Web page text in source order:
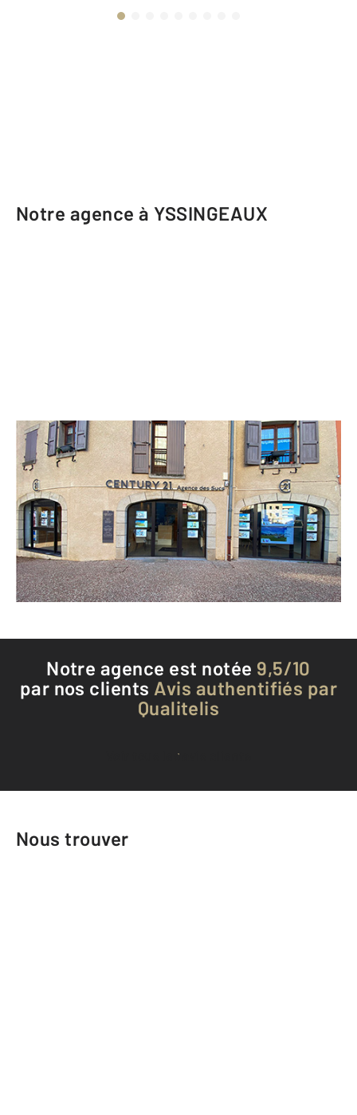
Notre agence à YSSINGEAUX
CENTURY 21 Agence des Sucs
18 place du Prieuré
YSSINGEAUX - 43200
Envoyer un message
Téléphoner à l'agence
Notre agence est notée 9,5/10
par nos clients Avis authentifiés par
Qualitelis
Voir tous les avis clients
Nous trouver